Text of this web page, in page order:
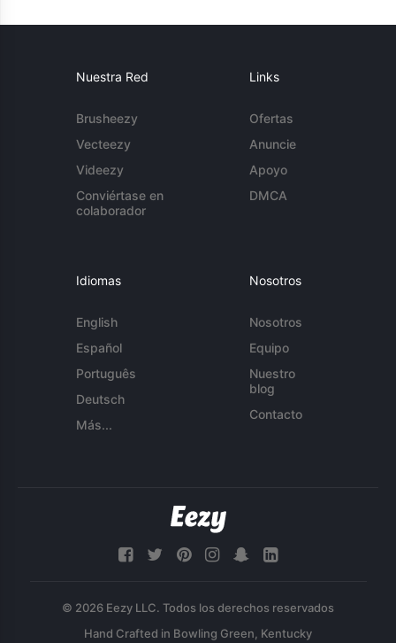
Nuestra Red
Brusheezy
Vecteezy
Videezy
Conviértase en
colaborador
Links
Ofertas
Anuncie
Apoyo
DMCA
Idiomas
English
Español
Português
Deutsch
Más...
Nosotros
Nosotros
Equipo
Nuestro
blog
Contacto
© 2026 Eezy LLC. Todos los derechos reservados